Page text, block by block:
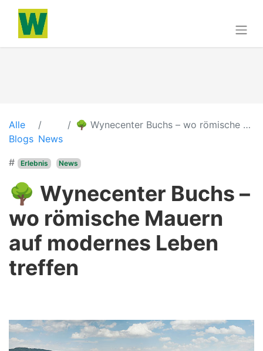
Alle
Blogs News
🌳 Wynecenter Buchs – wo römische Mauern auf modernes Leben treffen
# Erlebnis News
🌳 Wynecenter Buchs –
wo römische Mauern
auf modernes Leben
treffen